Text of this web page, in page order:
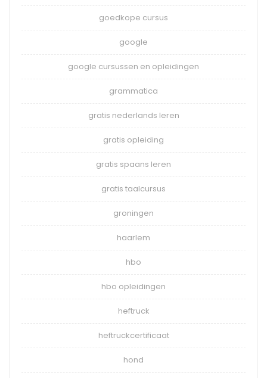
goedkope cursus
google
google cursussen en opleidingen
grammatica
gratis nederlands leren
gratis opleiding
gratis spaans leren
gratis taalcursus
groningen
haarlem
hbo
hbo opleidingen
heftruck
heftruckcertificaat
hond